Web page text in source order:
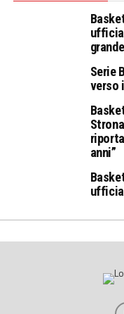
Serie
verso
anni”